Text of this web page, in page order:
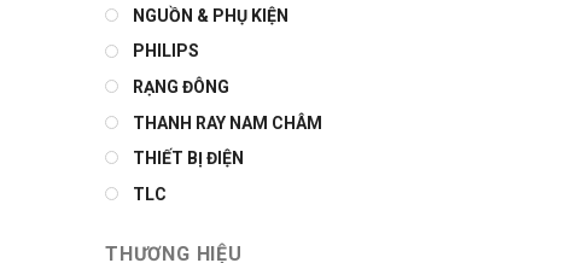
NGUỒN & PHỤ KIỆN
PHILIPS
RẠNG ĐÔNG
THANH RAY NAM CHÂM
THIẾT BỊ ĐIỆN
TLC
THƯƠNG HIỆU